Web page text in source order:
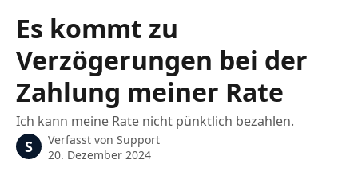
Es kommt zu
Verzögerungen bei der
Zahlung meiner Rate
Ich kann meine Rate nicht pünktlich bezahlen.
S Verfasst von Support
20. Dezember 2024